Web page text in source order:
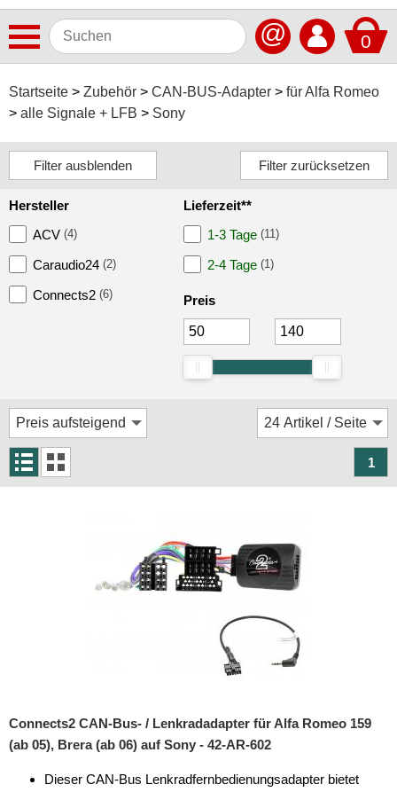
0
@
Startseite Zubehör CAN-BUS-Adapter
für Alfa Romeo
alle Signale + LFB
Sony
Autoradios
Dashcams
Freisprechanlagen
Lautsprecher
Multimedia
Soundprozessoren
Subwoofer
Aktivsystemadapter
Antennenstab
Antennenstecker
Hersteller
ACV (4)
Caraudio24 (2)
Connects2 (6)
Lieferzeit**
1-3 Tage (11)
2-4 Tage (1)
Preis
1
Connects2 CAN-Bus- / Lenkradadapter für Alfa Romeo 159
(ab 05), Brera (ab 06) auf Sony - 42-AR-602
Dieser CAN-Bus Lenkradfernbedienungsadapter bietet